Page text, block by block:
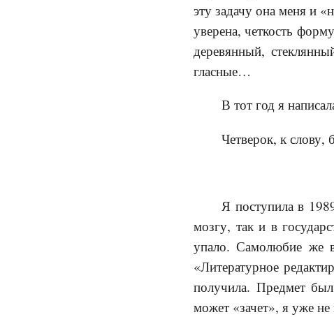
эту задачу она меня и
уверена, четкость
деревянный,
гласные…
В тот год я
Четверок, к слову,
Я поступила в
мозгу, так и в
упало. Самолюбие же
«Литературное
получила. Предмет
может «зачет», я уже